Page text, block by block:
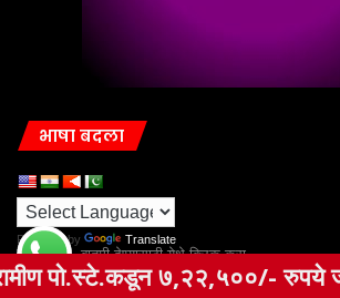
भाषा बदला
Powered by Translate
बातमी देण्यासाठी येथे क्लिक करा
रुपये जप्त ओला